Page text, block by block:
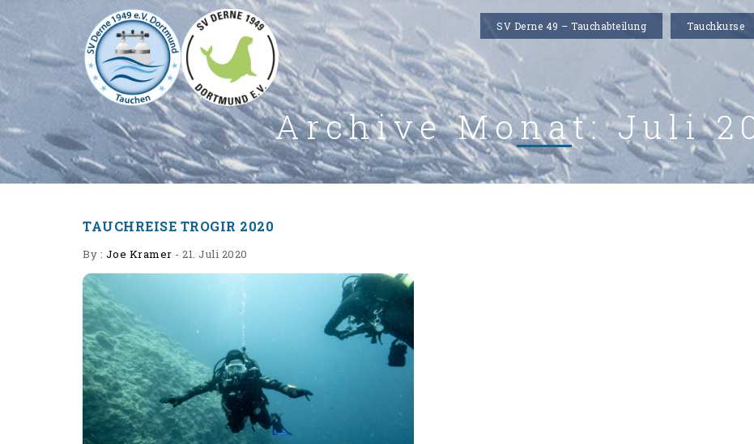
SV Derne 49 – Tauchabteilung Tauchkurse
Archive Monat:Juli
TAUCHREISE TROGIR 2020
By : Joe Kramer - 21. Juli 2020